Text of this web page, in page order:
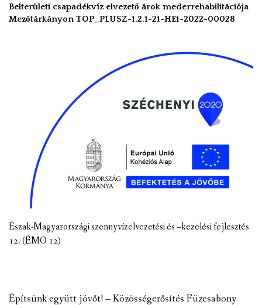
Belterületi csapadékvíz elvezető árok mederrehabilitációja
Mezőtárkányon TOP_PLUSZ-1.2.1-21-HE1-2022-00028
Észak-Magyarországi szennyvízelvezetési és –kezelési fejlesztés
12. (ÉMO 12)
Építsünk együtt jövőt! – Közösségerősítés Füzesabony